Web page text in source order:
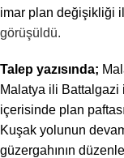
imar plan değişikliği
görüşüldü.
Talep yazısında;
Malatya ili Battalgazi
içerisinde plan
Kuşak yolunun
güzergahının